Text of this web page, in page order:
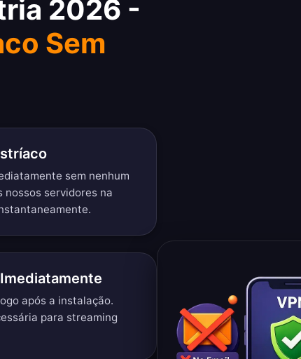
2026 -
Sem
sem nenhum
nossos servidores na
após a instalação.
para streaming